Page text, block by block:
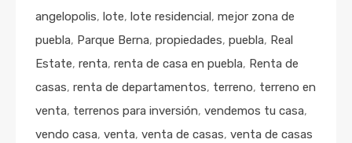
angelopolis, lote, lote residencial, mejor zona de
puebla, Parque Berna, propiedades, puebla, Real
Estate, renta, renta de casa en puebla, Renta de
casas, renta de departamentos, terreno, terreno en
venta, terrenos para inversión, vendemos tu casa,
vendo casa, venta, venta de casas, venta de casas